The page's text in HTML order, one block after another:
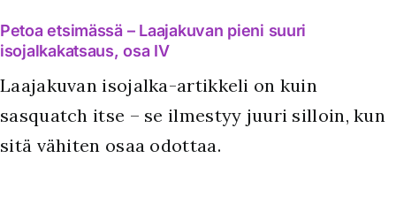
Petoa etsimässä – Laajakuvan pieni suuri
isojalkakatsaus, osa IV
Laajakuvan isojalka-artikkeli on kuin
sasquatch itse – se ilmestyy juuri silloin, kun
sitä vähiten osaa odottaa.